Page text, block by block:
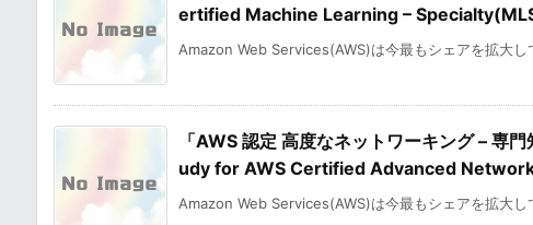
ertified Machine Learning –
Amazon Web Services(AWS)は今最もシェアを拡大し
「AWS 認定 高度なネットワーキング – 専
udy for AWS Certified Advanced
Amazon Web Services(AWS)は今最もシェアを拡大し